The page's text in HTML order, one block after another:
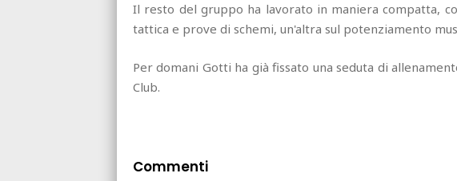
Il resto del gruppo ha lavorato in maniera compatta,
tattica e prove di schemi, un'altra sul potenziamento
Per domani Gotti ha già fissato una seduta di
Club.
Commenti